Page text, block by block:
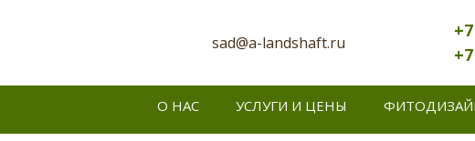
sad@a-landshaft.ru
О НАС УСЛУГИ И ЦЕНЫ